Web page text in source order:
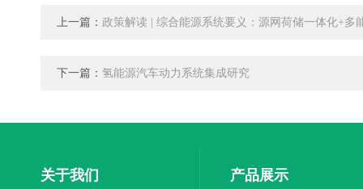
上一篇： 政策解读 | 综合能源系统要义：源网荷储一体化+多
下一篇： 氢能源汽车动力系统集成研究
关于我们 产品展示